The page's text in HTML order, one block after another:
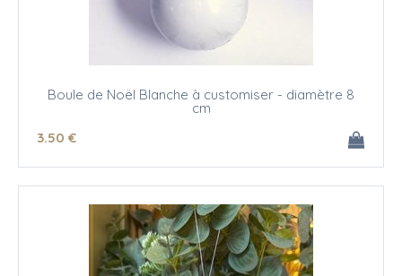
Boule de Noël Blanche à customiser - diamètre 8
cm
3.50 €